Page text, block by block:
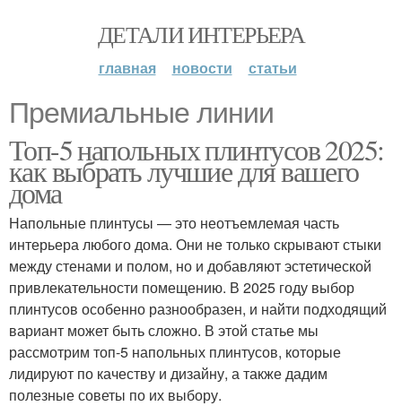
ДЕТАЛИ ИНТЕРЬЕРА
главная новости статьи
Премиальные линии
Топ-5 напольных плинтусов 2025:
как выбрать лучшие для вашего
дома
Напольные плинтусы — это неотъемлемая часть
интерьера любого дома. Они не только скрывают стыки
между стенами и полом, но и добавляют эстетической
привлекательности помещению. В 2025 году выбор
плинтусов особенно разнообразен, и найти подходящий
вариант может быть сложно. В этой статье мы
рассмотрим топ-5 напольных плинтусов, которые
лидируют по качеству и дизайну, а также дадим
полезные советы по их выбору.